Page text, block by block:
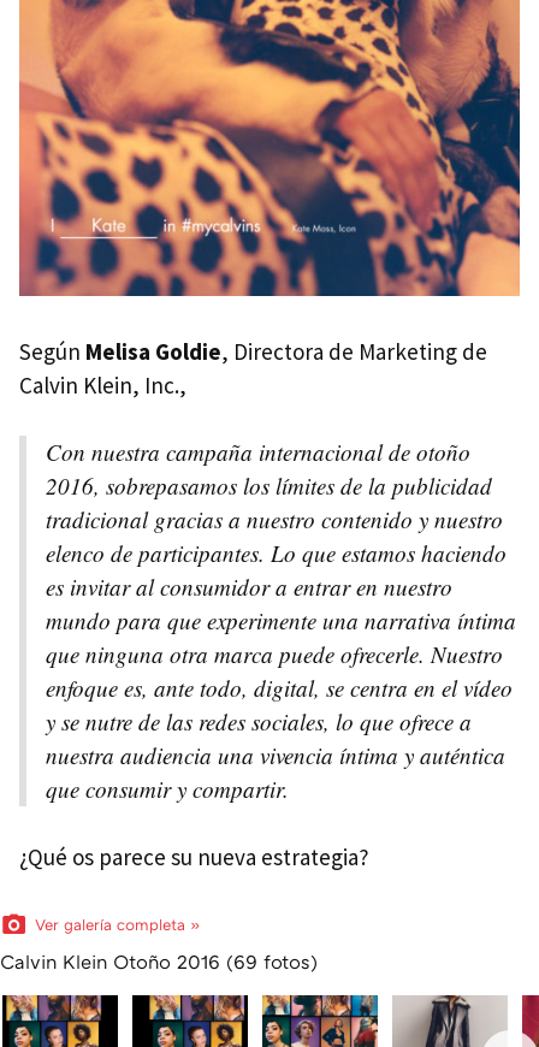
Según Melisa Goldie, Directora de Marketing de
Calvin Klein, Inc.,
Con nuestra campaña internacional de otoño
2016, sobrepasamos los límites de la publicidad
tradicional gracias a nuestro contenido y nuestro
elenco de participantes. Lo que estamos haciendo
es invitar al consumidor a entrar en nuestro
mundo para que experimente una narrativa íntima
que ninguna otra marca puede ofrecerle. Nuestro
enfoque es, ante todo, digital, se centra en el vídeo
y se nutre de las redes sociales, lo que ofrece a
nuestra audiencia una vivencia íntima y auténtica
que consumir y compartir.
¿Qué os parece su nueva estrategia?
Ver galería completa »
Calvin Klein Otoño 2016 (69 fotos)